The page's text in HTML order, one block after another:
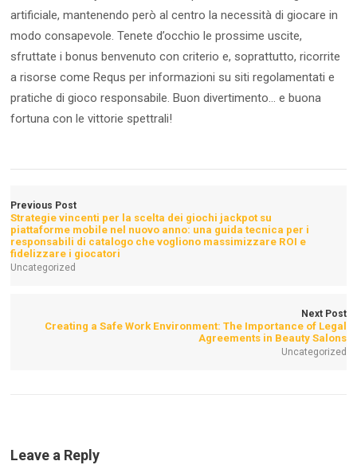
artificiale, mantenendo però al centro la necessità di giocare in
modo consapevole. Tenete d’occhio le prossime uscite,
sfruttate i bonus benvenuto con criterio e, soprattutto, ricorrite
a risorse come Requs per informazioni su siti regolamentati e
pratiche di gioco responsabile. Buon divertimento… e buona
fortuna con le vittorie spettrali!
Previous Post
Strategie vincenti per la scelta dei giochi jackpot su
piattaforme mobile nel nuovo anno: una guida tecnica per i
responsabili di catalogo che vogliono massimizzare ROI e
fidelizzare i giocatori
Uncategorized
Next Post
Creating a Safe Work Environment: The Importance of Legal
Agreements in Beauty Salons
Uncategorized
Leave a Reply